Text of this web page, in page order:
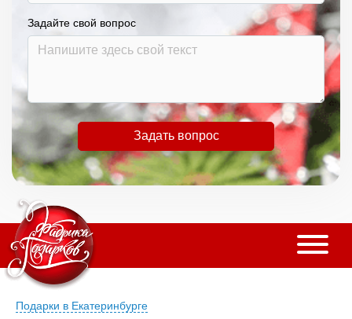
Задайте свой вопрос
Задать вопрос
Подарки в Екатеринбурге